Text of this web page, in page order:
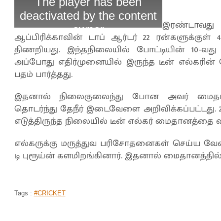
ஆப்பிரிக்காவின் டாப் ஆர்டர் 22 ரன்களுக்குள்
திணறியது. இந்தநிலையில் போட்டியின் 10-
அப்போது எதிர்முனையில் இருந்த டீன்
பதம் பார்த்தது.
இதனால் நிலைகுலைந்து போன அவர்
தொடர்ந்து தேநீர் இடைவேளை அறிவிக்கப்பட்டது.
எடுத்திருந்த நிலையில் டீன் எல்கர் மைதானத்தை
எல்கருக்கு மருத்துவ பரிசோதனைகள் செய்ய
டி புரூய்ன் களமிறங்கினார். இதனால் மைதானத்தில்
Tags : #CRICKET